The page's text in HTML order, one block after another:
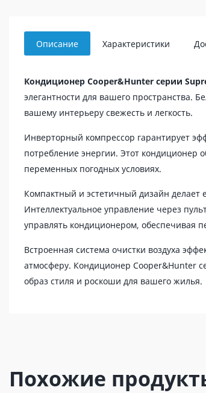
Описание Характеристики
Кондиционер Cooper&Hunter серии
элегантности для вашего пространства.
вашему интерьеру свежесть и легкость.
Инверторный компрессор гарантирует
потребление энергии. Этот кондиционер
переменных погодных условиях.
Компактный и эстетичный дизайн
Интеллектуальное управление через
управлять кондиционером, обеспечивая
Встроенная система очистки воздуха
атмосферу. Кондиционер Cooper&Hunter
образ стиля и роскоши для вашего жилья.
Похожие